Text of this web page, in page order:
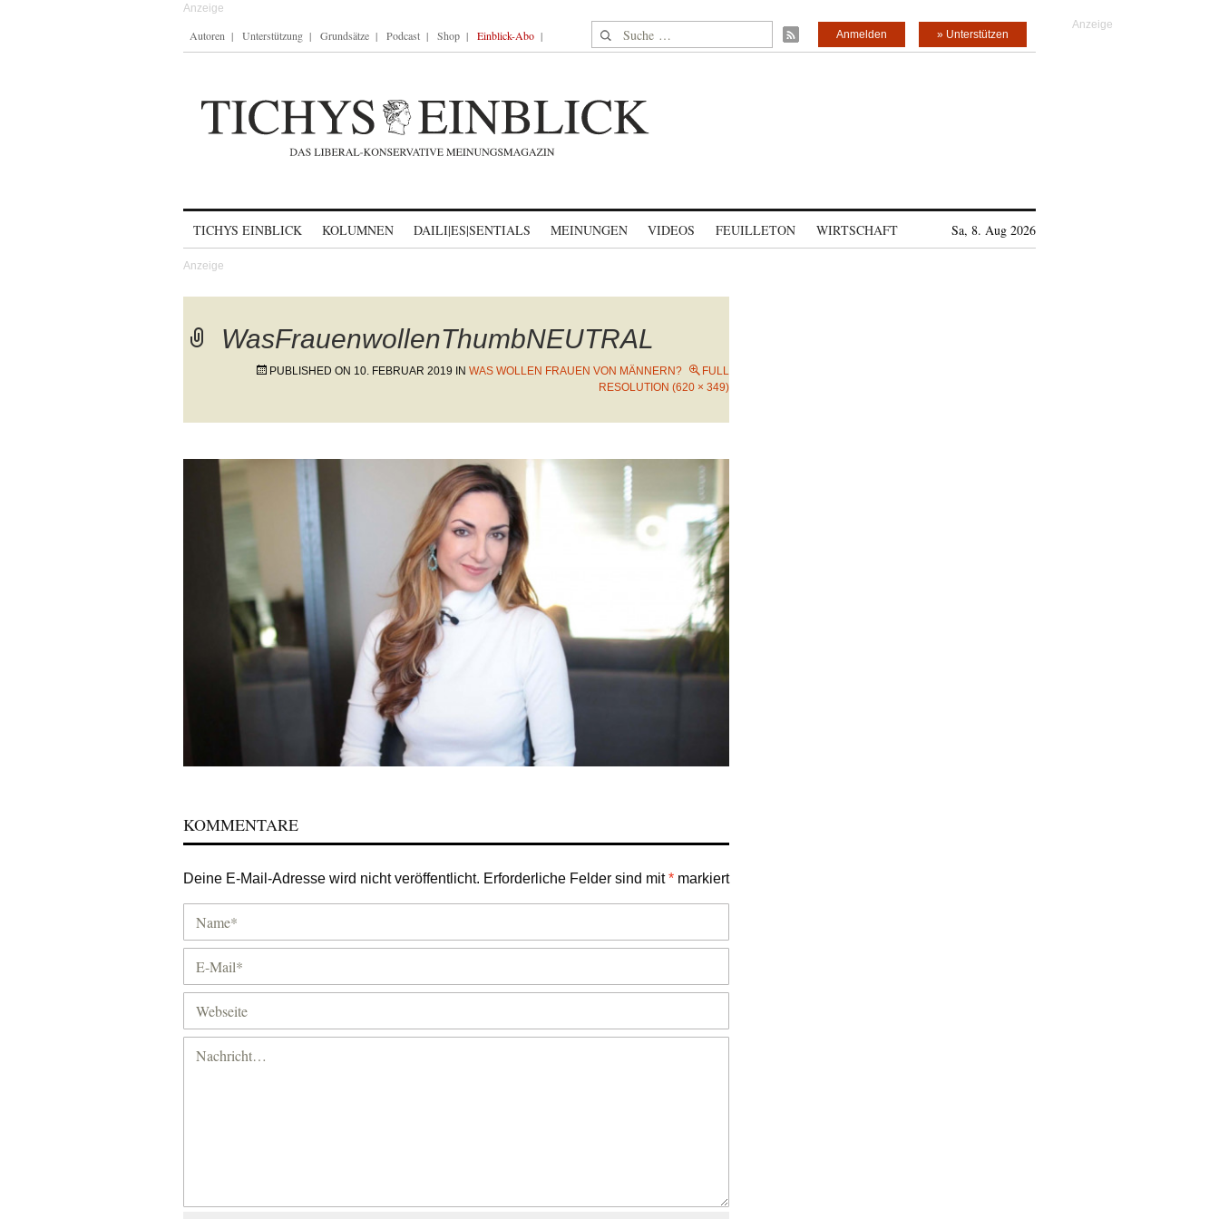
Autoren Unterstützung Grundsätze Podcast Shop Einblick-Abo Suche nach: » Unterstützen
Anmelden
TICHYS EINBLICK KOLUMNEN DAILI|ES|SENTIALS MEINUNGEN VIDEOS FEUILLETON WIRTSCHAFT Sa, 8. Aug 2026
WasFrauenwollenThumbNEUTRAL
PUBLISHED ON 10. FEBRUAR 2019 IN WAS WOLLEN FRAUEN VON MÄNNERN?
FULL
RESOLUTION (620 × 349)
KOMMENTARE
Deine E-Mail-Adresse wird nicht veröffentlicht. Erforderliche Felder sind mit* markiert